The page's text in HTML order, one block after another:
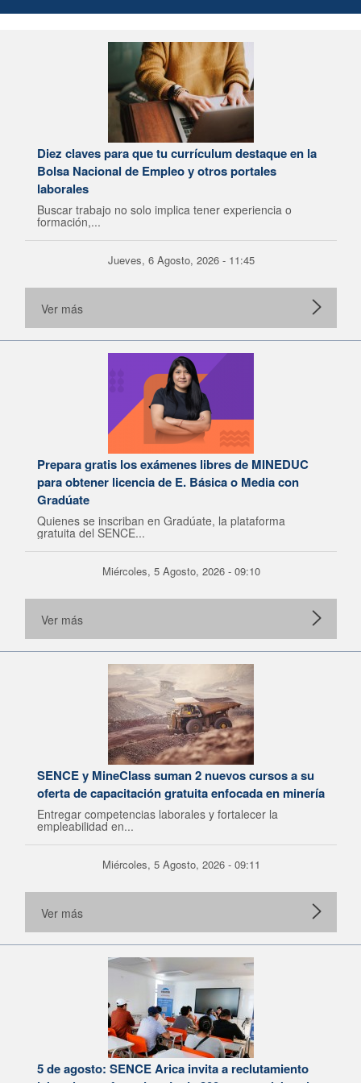
Diez claves para que tu currículum destaque en la
Bolsa Nacional de Empleo y otros portales
laborales
Buscar trabajo no solo implica tener experiencia o
formación,...
Jueves, 6 Agosto, 2026 - 11:45
Ver más
Prepara gratis los exámenes libres de MINEDUC
para obtener licencia de E. Básica o Media con
Gradúate
Quienes se inscriban en Gradúate, la plataforma
gratuita del SENCE...
Miércoles, 5 Agosto, 2026 - 09:10
Ver más
SENCE y MineClass suman 2 nuevos cursos a su
oferta de capacitación gratuita enfocada en minería
Entregar competencias laborales y fortalecer la
empleabilidad en...
Miércoles, 5 Agosto, 2026 - 09:11
Ver más
5 de agosto: SENCE Arica invita a reclutamiento